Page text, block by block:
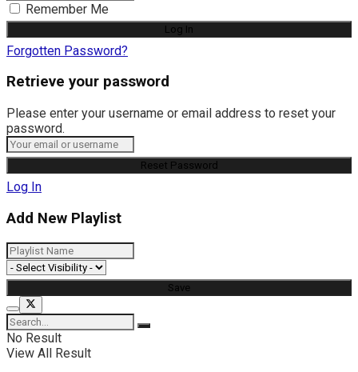
Remember Me
Forgotten Password?
Retrieve your password
Please enter your username or email address to reset your
password.
Log In
Add New Playlist
No Result
View All Result